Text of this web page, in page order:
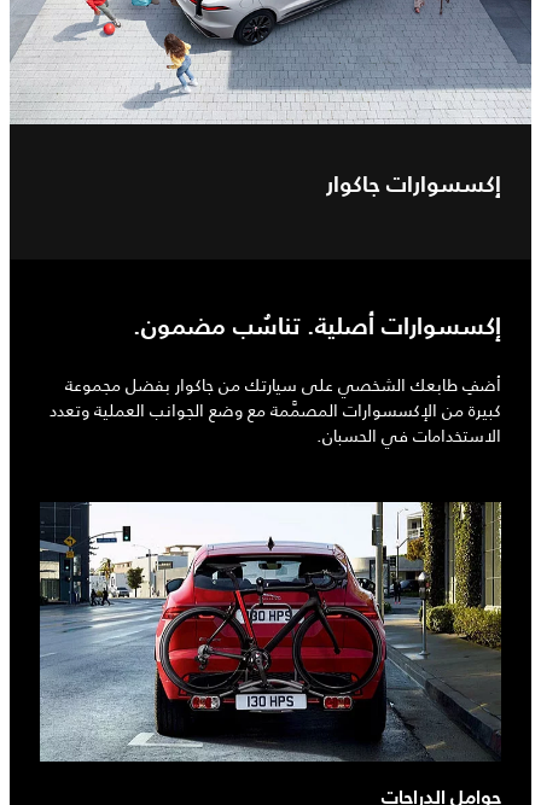
إكسسوارات جاكوار
إكسسوارات أصلية. تناسُب مضمون.
أضفِ طابعك الشخصي على سيارتك من جاكوار بفضل مجموعة
كبيرة من الإكسسوارات المصمَّمة مع وضع الجوانب العملية وتعدد
الاستخدامات في الحسبان.
حوامل الدراجات